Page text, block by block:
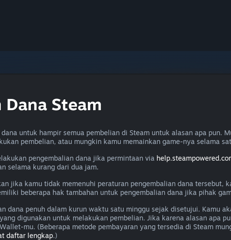
Steam
untuk hampir semua pembelian di Steam untuk alasan apa pun.
pembelian, atau mungkin kamu memainkan game-nya selama
pengembalian dana jika permintaan via
selama kurang dari dua jam.
jika kamu tidak memenuhi peraturan pengembalian dana tersebut,
beberapa hak tambahan untuk pengembalian dana jika pihak
dana penuh dalam kurun waktu satu minggu sejak disetujui. Kamu
digunakan untuk melakukan pembelian. Jika karena alasan apa
mu. (Beberapa metode pembayaran yang tersedia di Steam
daftar lengkap.)